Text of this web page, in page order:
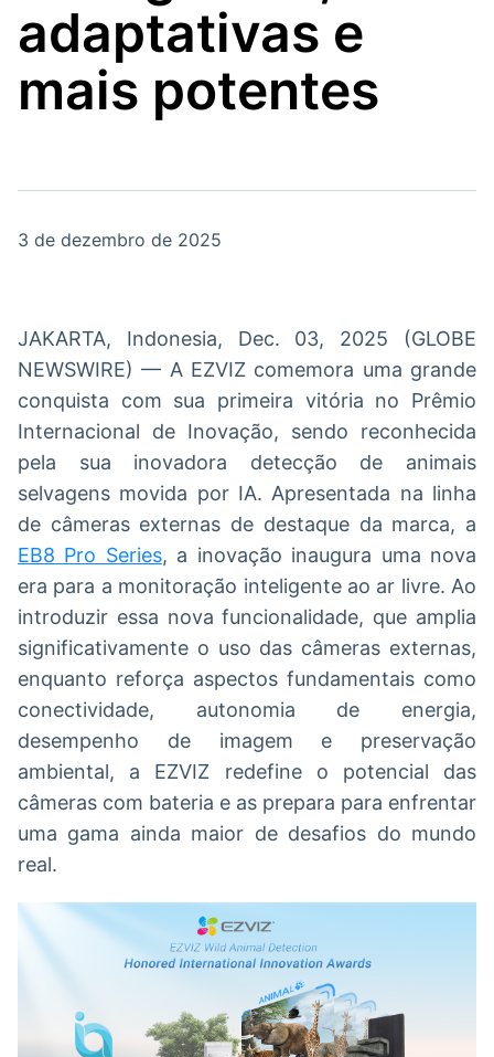
Broadcast
Radar
Monitoramento
inteligente de
notícias e
plataforma para
BroadFast
Gestão de
Crédito
Em breve
adaptativas e
mais potentes
3 de dezembro de 2025
JAKARTA, Indonesia, Dec. 03, 2025 (GLOBE
NEWSWIRE) — A EZVIZ comemora uma grande
conquista com sua primeira vitória no Prêmio
Internacional de Inovação, sendo reconhecida
pela sua inovadora detecção de animais
selvagens movida por IA. Apresentada na linha
de câmeras externas de destaque da marca, a
EB8 Pro Series, a inovação inaugura uma nova
era para a monitoração inteligente ao ar livre. Ao
introduzir essa nova funcionalidade, que amplia
significativamente o uso das câmeras externas,
enquanto reforça aspectos fundamentais como
conectividade, autonomia de energia,
desempenho de imagem e preservação
ambiental, a EZVIZ redefine o potencial das
câmeras com bateria e as prepara para enfrentar
uma gama ainda maior de desafios do mundo
real.